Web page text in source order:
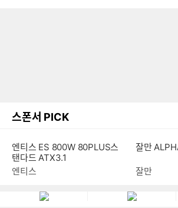
스폰서 PICK
엔티스 ES 800W 80PLUS스
탠다드 ATX3.1